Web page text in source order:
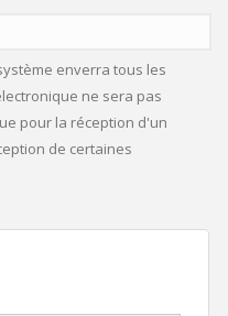
enverra tous les
ne sera pas
pour la réception d'un
de certaines